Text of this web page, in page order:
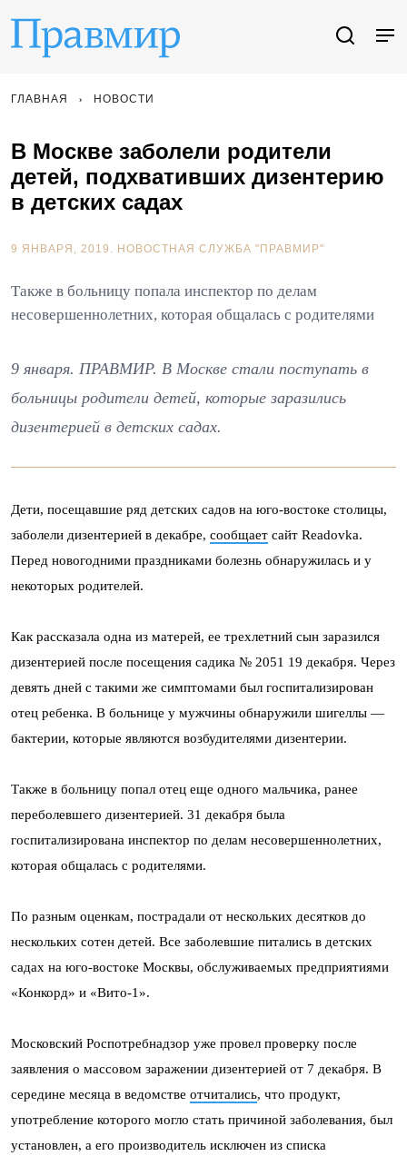
ГЛАВНАЯ НОВОСТИ
В Москве заболели родители
детей, подхвативших дизентерию
в детских садах
9 ЯНВАРЯ, 2019. НОВОСТНАЯ СЛУЖБА "ПРАВМИР"
Также в больницу попала инспектор по делам
несовершеннолетних, которая общалась с родителями
9 января. ПРАВМИР. В Москве стали поступать в
больницы родители детей, которые заразились
дизентерией в детских садах.
Дети, посещавшие ряд детских садов на юго-востоке столицы,
заболели дизентерией в декабре, сообщает сайт Readovka.
Перед новогодними праздниками болезнь обнаружилась и у
некоторых родителей.
Как рассказала одна из матерей, ее трехлетний сын заразился
дизентерией после посещения садика № 2051 19 декабря. Через
девять дней с такими же симптомами был госпитализирован
отец ребенка. В больнице у мужчины обнаружили шигеллы —
бактерии, которые являются возбудителями дизентерии.
Также в больницу попал отец еще одного мальчика, ранее
переболевшего дизентерией. 31 декабря была
госпитализирована инспектор по делам несовершеннолетних,
которая общалась с родителями.
По разным оценкам, пострадали от нескольких десятков до
нескольких сотен детей. Все заболевшие питались в детских
садах на юго-востоке Москвы, обслуживаемых предприятиями
«Конкорд» и «Вито-1».
Московский Роспотребнадзор уже провел проверку после
заявления о массовом заражении дизентерией от 7 декабря. В
середине месяца в ведомстве отчитались, что продукт,
употребление которого могло стать причиной заболевания, был
установлен, а его производитель исключен из списка